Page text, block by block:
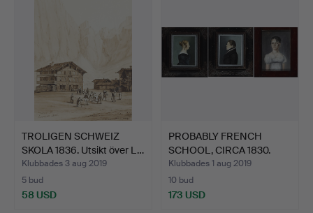
TROLIGEN SCHWEIZ
SKOLA 1836. Utsikt över L…
Klubbades 3 aug 2019
5 bud
58 USD
PROBABLY FRENCH
SCHOOL, CIRCA 1830.
Porträ…
Klubbades 1 aug 2019
10 bud
173 USD